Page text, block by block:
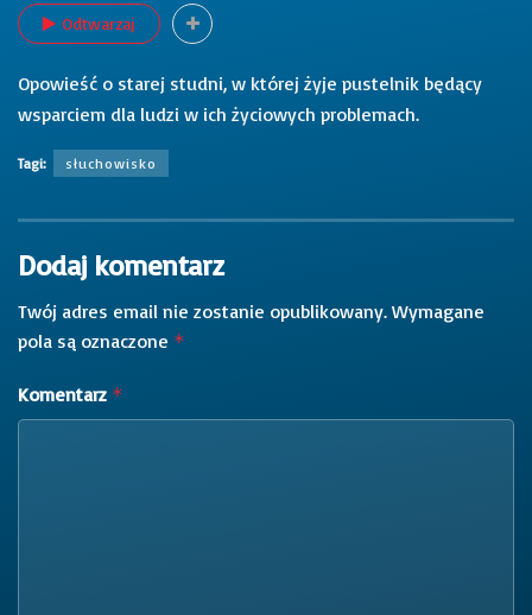
Odtwarzaj
Opowieść o starej studni, w której żyje pustelnik będący
wsparciem dla ludzi w ich życiowych problemach.
Tagi: słuchowisko
Dodaj komentarz
Twój adres email nie zostanie opublikowany. Wymagane
pola są oznaczone *
Komentarz *